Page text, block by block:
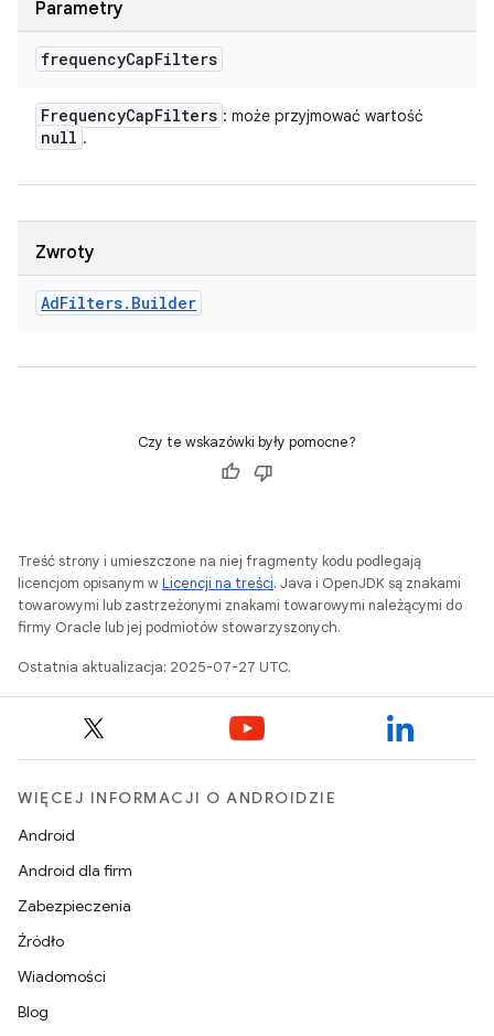
Parametry
frequencyCapFilters
FrequencyCapFilters : może przyjmować wartość
null .
Zwroty
AdFilters. Builder
Czy te wskazówki były pomocne?
Treść strony i umieszczone na niej fragmenty kodu podlegają
licencjom opisanym wLicencji na treści. Java i OpenJDK są znakami
towarowymi lub zastrzeżonymi znakami towarowymi należącymi do
firmy Oracle lub jej podmiotów stowarzyszonych.
Ostatnia aktualizacja: 2025-07-27 UTC.
WIĘCEJ INFORMACJI O ANDROIDZIE
Android
Android dla firm
Zabezpieczenia
Źródło
Wiadomości
Blog